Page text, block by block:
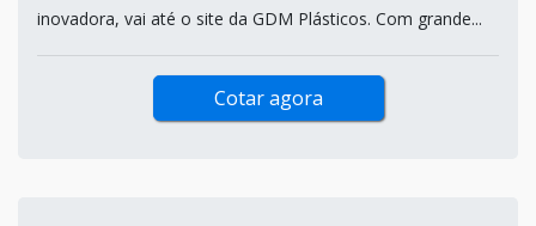
inovadora, vai até o site da GDM Plásticos. Com grande...
Cotar agora